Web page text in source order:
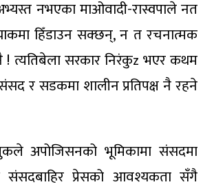
अभ्यस्त नभएका माओवादी-रास्वपाले नत
हिँडाउन सक्छन्, न त रचनात्मक
! त्यतिबेला सरकार निरंकुz भएर कथम
र सडकमा शालीन प्रतिपक्ष नै रहने
अपोजिसनको भूमिकामा संसदमा
संसदबाहिर प्रेसको आवश्यकता सँगै